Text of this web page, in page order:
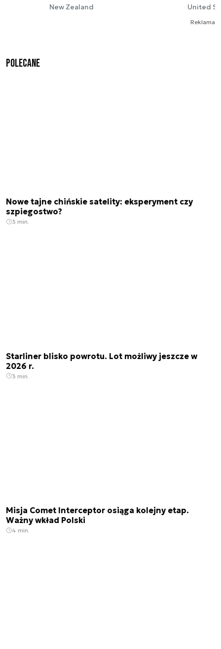
New Zealand
United
Reklama
Polecane
Nowe tajne chińskie satelity: eksperyment czy
szpiegostwo?
3 min.
Starliner blisko powrotu. Lot możliwy jeszcze w
2026 r.
3 min.
Misja Comet Interceptor osiąga kolejny etap.
Ważny wkład Polski
4 min.